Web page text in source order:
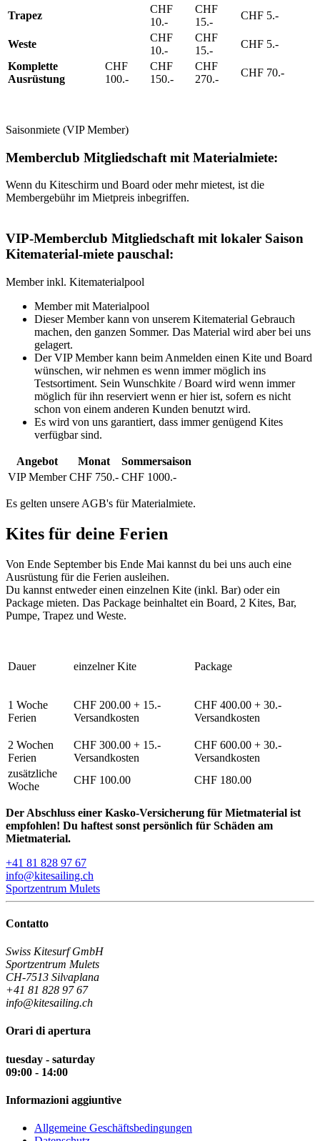
Trapez
CHF
10.-
CHF
15.-
CHF 5.-
Weste
CHF
10.-
CHF
15.-
CHF 5.-
Komplette
Ausrüstung
CHF
100.-
CHF
150.-
CHF
270.-
CHF 70.-
Saisonmiete (VIP Member)
Memberclub Mitgliedschaft mit Materialmiete:
Wenn du Kiteschirm und Board oder mehr mietest, ist die
Membergebühr im Mietpreis inbegriffen.
VIP-Memberclub Mitgliedschaft mit lokaler Saison
Kitematerial-miete pauschal:
Member inkl. Kitematerialpool
Member mit Materialpool
Dieser Member kann von unserem Kitematerial Gebrauch
machen, den ganzen Sommer. Das Material wird aber bei uns
gelagert.
Der VIP Member kann beim Anmelden einen Kite und Board
wünschen, wir nehmen es wenn immer möglich ins
Testsortiment. Sein Wunschkite / Board wird wenn immer
möglich für ihn reserviert wenn er hier ist, sofern es nicht
schon von einem anderen Kunden benutzt wird.
Es wird von uns garantiert, dass immer genügend Kites
verfügbar sind.
Angebot Monat
Sommersaison
VIP Member CHF 750.- CHF 1000.-
Es gelten unsere AGB's für Materialmiete.
Kites für deine Ferien
Von Ende September bis Ende Mai kannst du bei uns auch eine
Ausrüstung für die Ferien ausleihen.
Du kannst entweder einen einzelnen Kite (inkl. Bar) oder ein
Package mieten. Das Package beinhaltet ein Board, 2 Kites, Bar,
Pumpe, Trapez und Weste.
Dauer einzelner Kite Package
1 Woche
Ferien
CHF 200.00 + 15.-
Versandkosten
CHF 400.00 + 30.-
Versandkosten
2 Wochen
Ferien
CHF 300.00 + 15.-
Versandkosten
CHF 600.00 + 30.-
Versandkosten
zusätzliche
Woche
CHF 100.00 CHF 180.00
Der Abschluss einer Kasko-Versicherung für Mietmaterial ist
empfohlen! Du haftest sonst persönlich für Schäden am
Mietmaterial.
+41 81 828 97 67
info@kitesailing.ch
Sportzentrum Mulets
Contatto
Swiss Kitesurf GmbH
Sportzentrum Mulets
CH-7513 Silvaplana
+41 81 828 97 67
info@kitesailing.ch
Orari di apertura
tuesday - saturday
09:00 - 14:00
Informazioni aggiuntive
Allgemeine Geschäftsbedingungen